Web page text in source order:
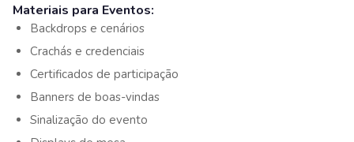
Materiais para Eventos:
Backdrops e cenários
Crachás e credenciais
Certificados de participação
Banners de boas-vindas
Sinalização do evento